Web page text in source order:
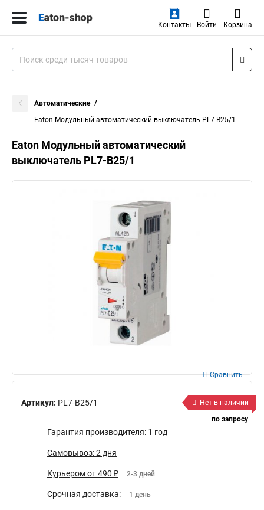
Контакты Войти Корзина
Автоматические
Eaton Модульный автоматический выключатель PL7-B25/1
Eaton Модульный автоматический
выключатель PL7-B25/1
Артикул: PL7-B25/1
Сравнить
Нет в наличии
по запросу
Гарантия производителя: 1 год
Самовывоз: 2 дня
Курьером от 490 ₽ 2-3 дней
Срочная доставка: 1 день